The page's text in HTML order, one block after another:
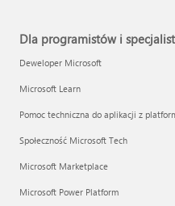
Dla programistów i
Deweloper Microsoft
Microsoft Learn
Pomoc techniczna do aplikacji z
Społeczność Microsoft Tech
Microsoft Marketplace
Microsoft Power Platform